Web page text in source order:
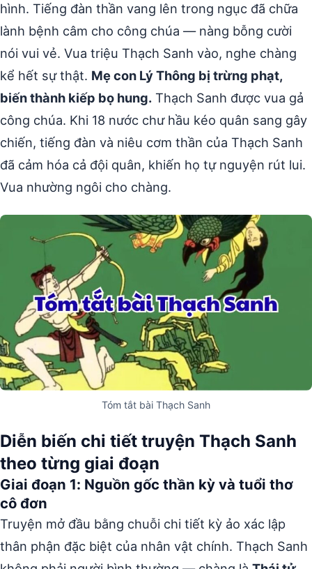
hình. Tiếng đàn thần vang lên trong ngục đã chữa
lành bệnh câm cho công chúa — nàng bỗng cười
nói vui vẻ. Vua triệu Thạch Sanh vào, nghe chàng
kể hết sự thật. Mẹ con Lý Thông bị trừng phạt,
biến thành kiếp bọ hung. Thạch Sanh được vua gả
công chúa. Khi 18 nước chư hầu kéo quân sang gây
chiến, tiếng đàn và niêu cơm thần của Thạch Sanh
đã cảm hóa cả đội quân, khiến họ tự nguyện rút lui.
Vua nhường ngôi cho chàng.
Tóm tắt bài Thạch Sanh
Diễn biến chi tiết truyện Thạch Sanh
theo từng giai đoạn
Giai đoạn 1: Nguồn gốc thần kỳ và tuổi thơ
cô đơn
Truyện mở đầu bằng chuỗi chi tiết kỳ ảo xác lập
thân phận đặc biệt của nhân vật chính. Thạch Sanh